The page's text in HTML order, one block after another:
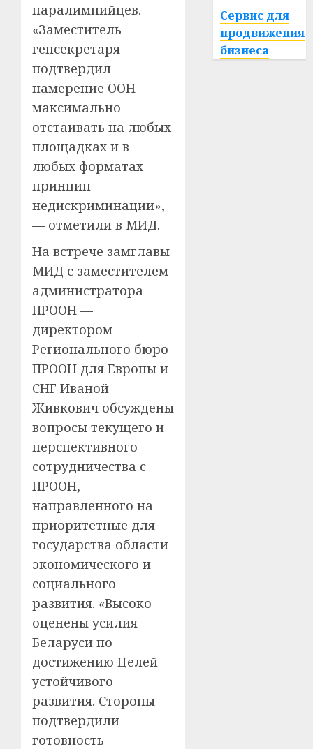
паралимпийцев.
«Заместитель
генсекретаря
подтвердил
намерение ООН
максимально
отстаивать на любых
площадках и в
любых форматах
принцип
недискриминации»,
— отметили в МИД.
На встрече замглавы
МИД с заместителем
администратора
ПРООН —
директором
Регионального бюро
ПРООН для Европы и
СНГ Иваной
Живкович обсуждены
вопросы текущего и
перспективного
сотрудничества с
ПРООН,
направленного на
приоритетные для
государства области
экономического и
социального
развития. «Высоко
оценены усилия
Беларуси по
достижению Целей
устойчивого
развития. Стороны
подтвердили
готовность
Сервис для
продвижения
бизнеса